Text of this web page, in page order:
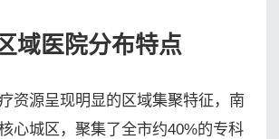
域医院分布特点
资源呈现明显的区域集聚特征，南
心城区，聚集了全市约40%的专科